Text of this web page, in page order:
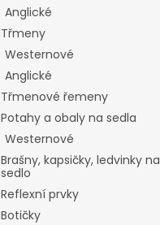
Anglické
Třmeny
Westernové
Anglické
Třmenové řemeny
Potahy a obaly na sedla
Westernové
Brašny, kapsičky, ledvinky na
sedlo
Reflexní prvky
Botičky